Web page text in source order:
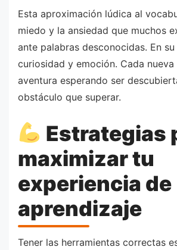
Esta aproximación lúdica al
miedo y la ansiedad que muchos
ante palabras desconocidas. En
curiosidad y emoción. Cada nueva
aventura esperando ser
obstáculo que superar.
Estrategias
maximizar tu
experiencia de
aprendizaje
Tener las herramientas correctas